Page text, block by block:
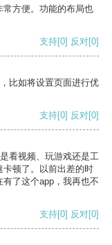
方便。功能的布局也
支持[0] 反对[0]
比如将设置页面进行优
支持[0] 反对[0]
看视频、玩游戏还是工
顿了。以前出差的时
了这个app，我再也不
支持[0] 反对[0]